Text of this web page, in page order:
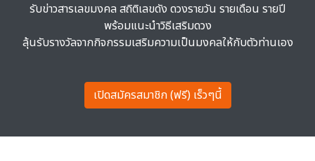
รับข่าวสารเลขมงคล สถิติเลขดัง ดวงรายวัน รายเดือน รายปี
พร้อมแนะนำวิธีเสริมดวง
ลุ้นรับรางวัลจากกิจกรรมเสริมความเป็นมงคลให้กับตัวท่านเอง
เปิดสมัครสมาชิก (ฟรี) เร็วๆนี้